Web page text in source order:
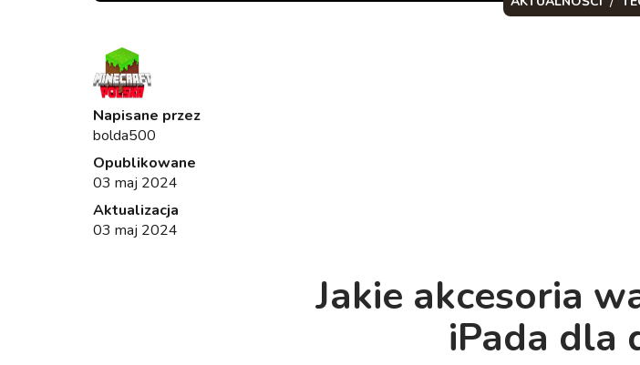
Napisane przez
bolda500
Opublikowane
03 maj 2024
Aktualizacja
03 maj 2024
Jakie akcesoria
iPada dla